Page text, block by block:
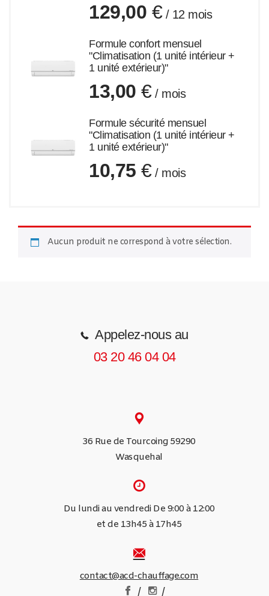
129,00 €/ 12 mois
Formule confort mensuel
"Climatisation (1 unité intérieur +
1 unité extérieur)"
13,00 €/ mois
Formule sécurité mensuel
"Climatisation (1 unité intérieur +
1 unité extérieur)"
10,75 €/ mois
Aucun produit ne correspond à votre sélection.
Appelez-nous au
03 20 46 04 04
36 Rue de Tourcoing 59290
Wasquehal
Du lundi au vendredi De 9:00 à 12:00
et de 13h45 à 17h45
contact@acd-chauffage.com
/ /